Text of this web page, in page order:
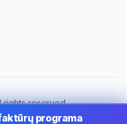
rights reserved.
programa